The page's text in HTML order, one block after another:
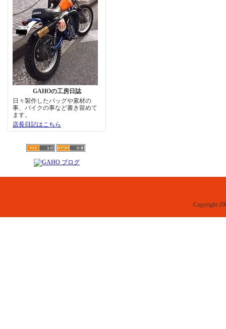
GAHOの工房日誌
日々製作したバッグや素材の
事、バイクの事など書き留めて
ます。
店長日記はこちら
Copyright